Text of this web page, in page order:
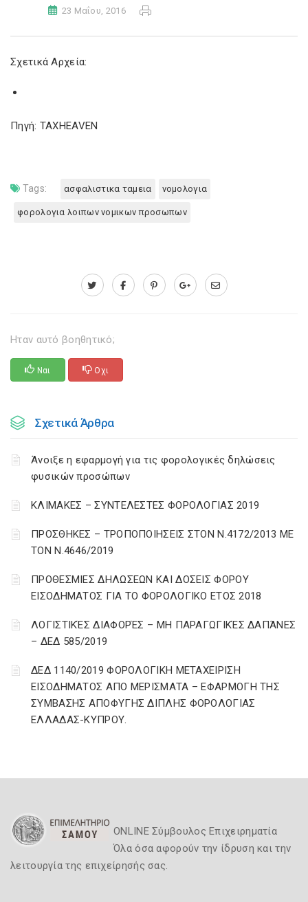
23 Μαΐου, 2016
Σχετικά Αρχεία:
Πηγή: TAXHEAVEN
Tags: ασφαλιστικα ταμεια νομολογια
φορολογια λοιπων νομικων προσωπων
Ηταν αυτό βοηθητικό;
Ναι Οχι
Σχετικά Άρθρα
Άνοιξε η εφαρμογή για τις φορολογικές δηλώσεις
φυσικών προσώπων
ΚΛΙΜΑΚΕΣ – ΣΥΝΤΕΛΕΣΤΕΣ ΦΟΡΟΛΟΓΙΑΣ 2019
ΠΡΟΣΘΗΚΕΣ – ΤΡΟΠΟΠΟΙΗΣΕΙΣ ΣΤΟΝ Ν.4172/2013 ΜΕ
ΤΟΝ Ν.4646/2019
ΠΡΟΘΕΣΜΙΕΣ ΔΗΛΩΣΕΩΝ ΚΑΙ ΔΟΣΕΙΣ ΦΟΡΟΥ
ΕΙΣΟΔΗΜΑΤΟΣ ΓΙΑ ΤΟ ΦΟΡΟΛΟΓΙΚΟ ΕΤΟΣ 2018
ΛΟΓΙΣΤΙΚΈΣ ΔΙΑΦΟΡΈΣ – ΜΗ ΠΑΡΑΓΩΓΙΚΈΣ ΔΑΠΆΝΕΣ
– ΔΕΔ 585/2019
ΔΕΔ 1140/2019 ΦΟΡΟΛΟΓΙΚΗ ΜΕΤΑΧΕΙΡΙΣΗ
ΕΙΣΟΔΗΜΑΤΟΣ ΑΠΟ ΜΕΡΙΣΜΑΤΑ – ΕΦΑΡΜΟΓΗ ΤΗΣ
ΣΥΜΒΑΣΗΣ ΑΠΟΦΥΓΗΣ ΔΙΠΛΗΣ ΦΟΡΟΛΟΓΙΑΣ
ΕΛΛΑΔΑΣ-ΚΥΠΡΟΥ.
ONLINE Σύμβουλος Επιχειρηματία
Όλα όσα αφορούν την ίδρυση και την
λειτουργία της επιχείρησής σας.